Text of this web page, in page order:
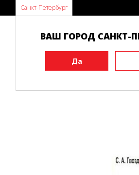
Санкт-Петербург
ВАШ ГОРОД САНКТ-
Книги История и